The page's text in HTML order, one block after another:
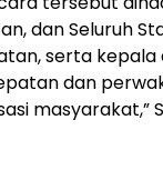
dan Seluruh
serta kepala
dan
masyarakat,”